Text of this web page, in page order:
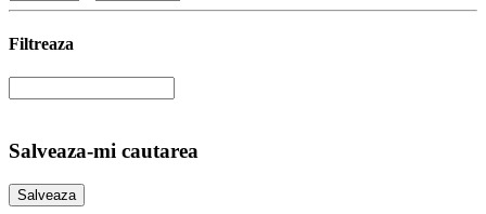
Filtreaza
Salveaza-mi cautarea